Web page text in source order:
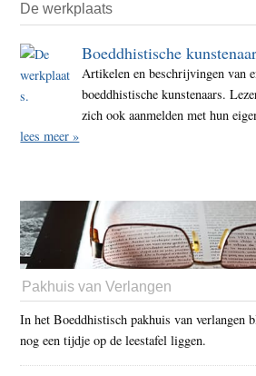
De werkplaats
Boeddhistische
Artikelen en beschrijvingen van
boeddhistische kunstenaars.
zich ook aanmelden met hun
lees meer »
Pakhuis van Verlangen
In het Boeddhistisch pakhuis van verlangen
nog een tijdje op de leestafel liggen.